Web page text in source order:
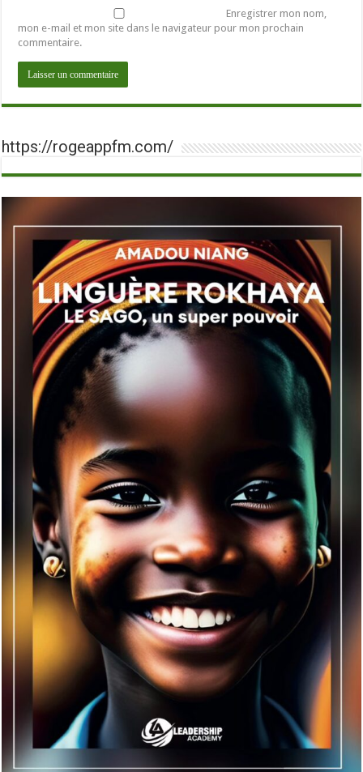
Enregistrer mon nom,
mon e-mail et mon site dans le navigateur pour mon prochain
commentaire.
https://rogeappfm.com/